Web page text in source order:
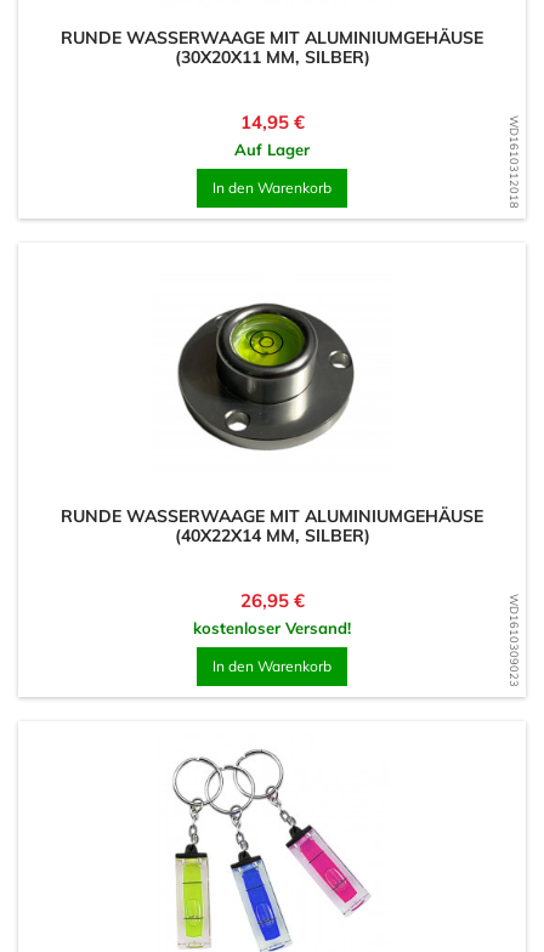
WD1610312018
RUNDE WASSERWAAGE MIT ALUMINIUMGEHÄUSE
(30X20X11 MM, SILBER)
Preis
14,95 €
Auf Lager
In den Warenkorb
WD1610309023
RUNDE WASSERWAAGE MIT ALUMINIUMGEHÄUSE
(40X22X14 MM, SILBER)
Preis
26,95 €
kostenloser Versand!
In den Warenkorb